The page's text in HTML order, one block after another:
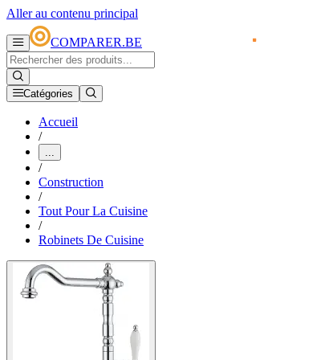
Aller au contenu principal
COMPARER.BE
Catégories
Accueil
/
...
/
Construction
/
Tout Pour La Cuisine
/
Robinets De Cuisine